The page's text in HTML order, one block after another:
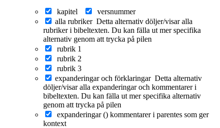
kapitel
versnummer
alla rubriker Detta alternativ döljer/visar alla
rubriker i bibeltexten. Du kan fälla ut mer specifika
alternativ genom att trycka på pilen
rubrik 1
rubrik 2
rubrik 3
expanderingar och förklaringar Detta alternativ
döljer/visar alla expanderingar och kommentarer i
bibeltexten. Du kan fälla ut mer specifika alternativ
genom att trycka på pilen
expanderingar () kommentarer i parentes som ger
kontext